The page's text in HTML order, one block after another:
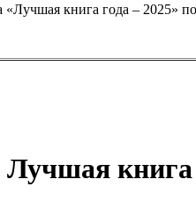
книга года – 2025»
Лучшая книга